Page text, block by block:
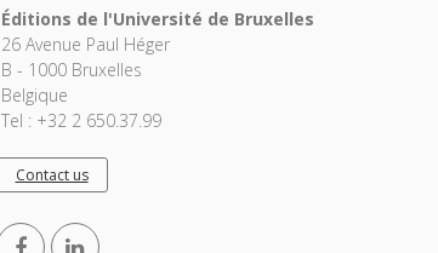
Éditions de l'Université de Bruxelles
26 Avenue Paul Héger
B - 1000 Bruxelles
Belgique
Tel : +32 2 650.37.99
Contact us